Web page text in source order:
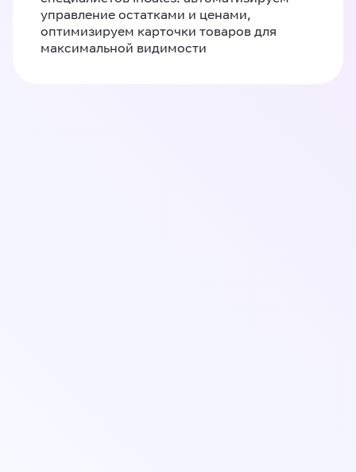
управление остатками и ценами,
оптимизируем карточки товаров для
максимальной видимости